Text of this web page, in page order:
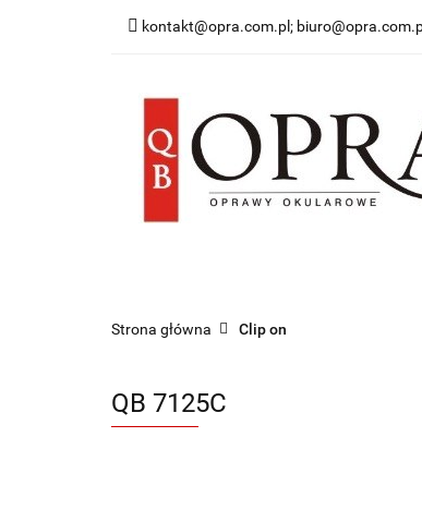
kontakt@opra.com.pl;
Wszystkie
Strona główna Clip on
QB 7125C